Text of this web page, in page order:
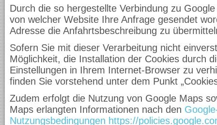
Durch die so hergestellte Verbindung zu
von welcher Website Ihre Anfrage gesendet
Adresse die Anfahrtsbeschreibung zu
Sofern Sie mit dieser Verarbeitung nicht
Möglichkeit, die Installation der Cookies durch
Einstellungen in Ihrem Internet-Browser zu
finden Sie vorstehend unter dem Punkt
Zudem erfolgt die Nutzung von Google Maps
Maps erlangten Informationen nach den
Nutzungsbedingungen https://